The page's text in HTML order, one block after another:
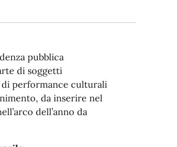
pubblica
di soggetti
di performance culturali
da inserire nel
dell’anno da